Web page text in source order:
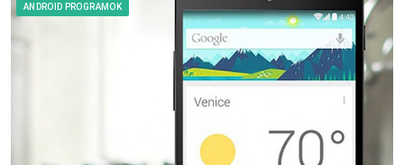
ANDROID PROGRAMOK